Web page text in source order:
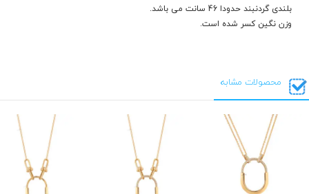
بلندی گردنبند حدودا 46 سانت می باشد.
وزن نگین کسر شده است.
محصولات مشابه